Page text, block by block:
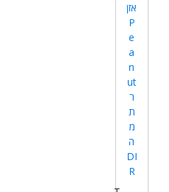
אזן
P
e
a
n
ut
ר
ת
מ
ה
DI
R